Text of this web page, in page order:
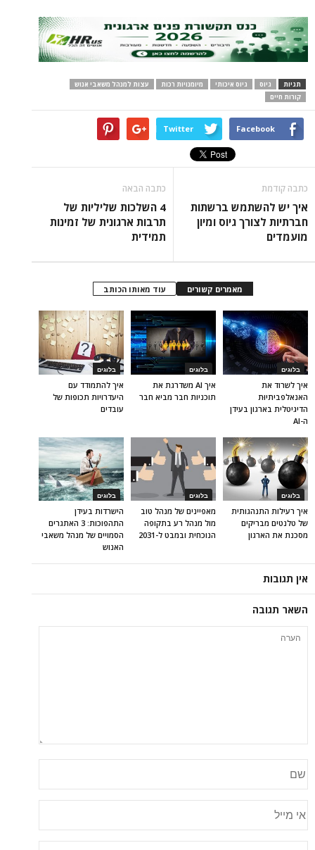
תגיות גיוס גיוס איכותי מיומנויות רכות
עצות למנהל משאבי אנוש
קורות חיים
Facebook
Twitter
כתבה קודמת
איך יש להשתמש ברשתות
חברתיות לצורך גיוס ומיון
מועמדים
כתבה הבאה
4 השלכות שליליות של
תרבות ארגונית של זמינות
תמידית
מאמרים קשורים עוד מאותו הכותב
בלוגים
איך להתמודד עם
היעדרויות תכופות של
עובדים
בלוגים
איך AI משדרגת את
תוכניות חבר מביא חבר
בלוגים
איך לשרוד את
האנאלפביתיוּת
הדיגיטלית בארגון בעידן
ה-AI
בלוגים
הישרדות בעידן
התהפוכות: 3 האתגרים
הסמויים של מנהל משאבי
האנוש
בלוגים
מאפיינים של מנהל טוב
מול מנהל רע בתקופה
הנוכחית ובמבט ל-2031
בלוגים
איך רעילות התנהגותית
של טלנטים מבריקים
מסכנת את הארגון
אין תגובות
השאר תגובה